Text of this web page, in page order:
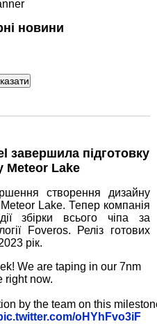
забезпечення
новини
завершила підготовку
Meteor Lake
створення дизайну
Lake. Тепер компанія
збірки всього чіпа за
Foveros. Реліз готових
рік.
We are taping in our 7nm
right now.
by the team on this
oHYhFvo3iF